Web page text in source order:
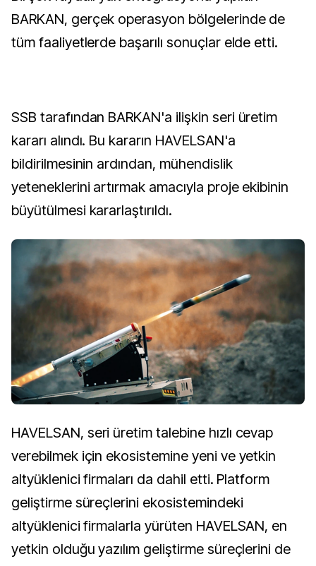
BARKAN, gerçek operasyon bölgelerinde de
tüm faaliyetlerde başarılı sonuçlar elde etti.
SSB tarafından BARKAN'a ilişkin seri üretim
kararı alındı. Bu kararın HAVELSAN'a
bildirilmesinin ardından, mühendislik
yeteneklerini artırmak amacıyla proje ekibinin
büyütülmesi kararlaştırıldı.
HAVELSAN, seri üretim talebine hızlı cevap
verebilmek için ekosistemine yeni ve yetkin
altyüklenici firmaları da dahil etti. Platform
geliştirme süreçlerini ekosistemindeki
altyüklenici firmalarla yürüten HAVELSAN, en
yetkin olduğu yazılım geliştirme süreçlerini de